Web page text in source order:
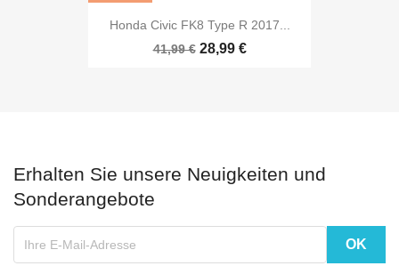
Honda Civic FK8 Type R 2017...
41,99 € 28,99 €
Erhalten Sie unsere Neuigkeiten und
Sonderangebote